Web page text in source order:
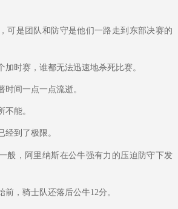
可是团队和防守是他们一路走到东部决赛的
加时赛，谁都无法迅速地杀死比赛。
时间一点一点流逝。
不能。
经到了极限。
般，阿里纳斯在公牛强有力的压迫防守下发
前，骑士队还落后公牛12分。